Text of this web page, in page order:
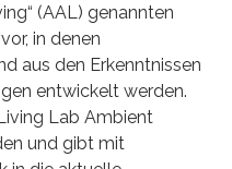
(AAL) genannten
in denen
aus den Erkenntnissen
entwickelt werden.
Lab Ambient
und gibt mit